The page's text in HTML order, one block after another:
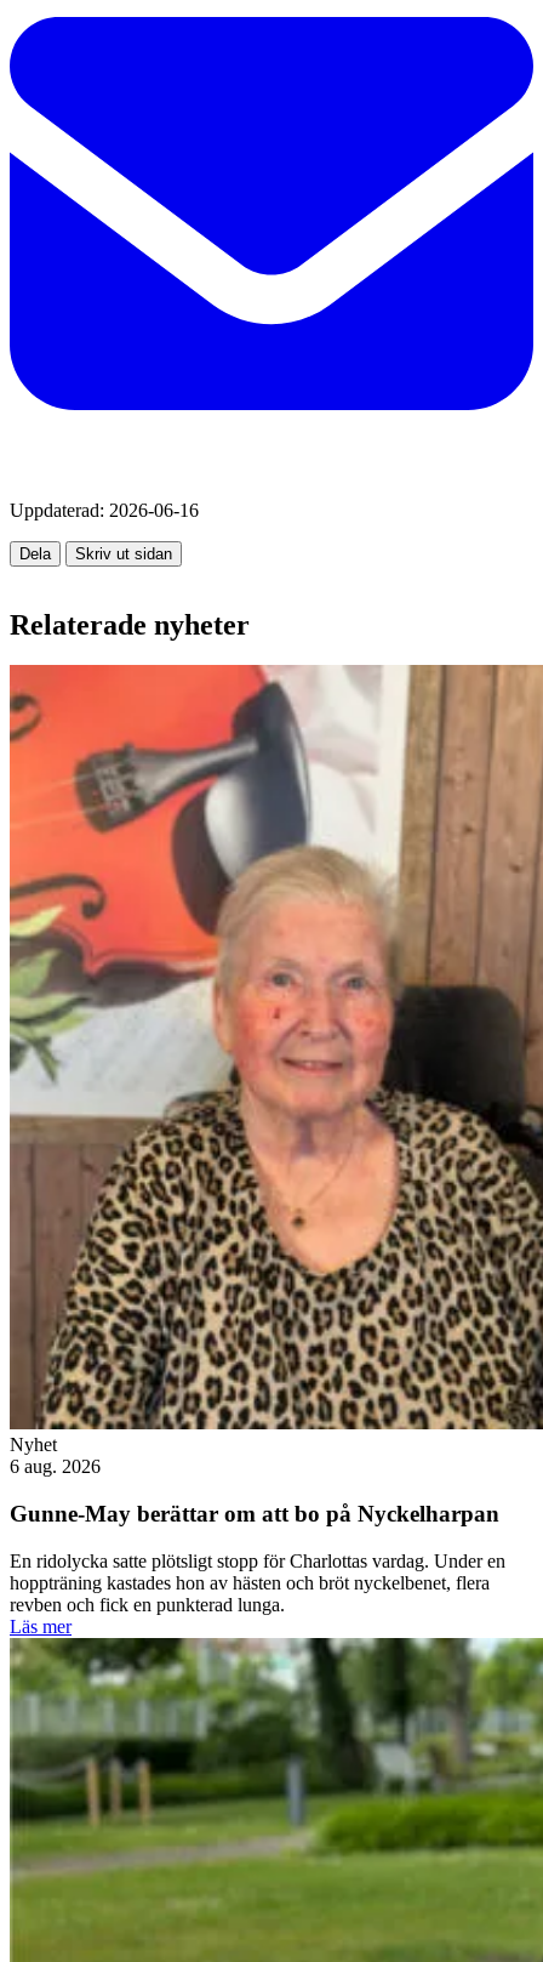
Uppdaterad: 2026-06-16
Dela Skriv ut sidan
Relaterade nyheter
Nyhet
6 aug. 2026
Gunne-May berättar om att bo på Nyckelharpan
En ridolycka satte plötsligt stopp för Charlottas vardag. Under en
hoppträning kastades hon av hästen och bröt nyckelbenet, flera
revben och fick en punkterad lunga.
Läs mer